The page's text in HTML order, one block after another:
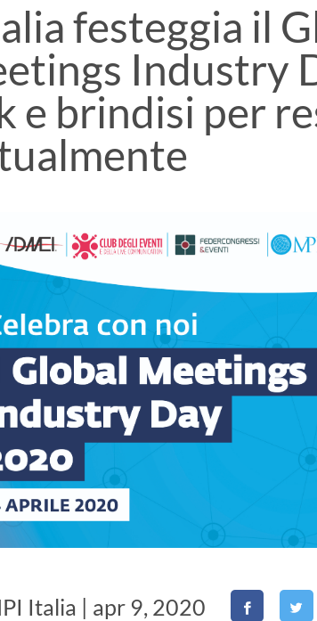
festeggia il
Industry
e brindisi per
Italia | apr 9, 2020